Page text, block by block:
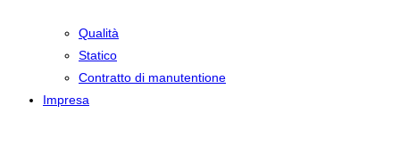
Qualità
Statico
Contratto di manutentione
Impresa